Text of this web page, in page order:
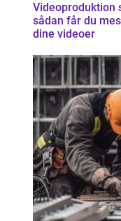
Videoproduktion
sådan får du
dine videoer